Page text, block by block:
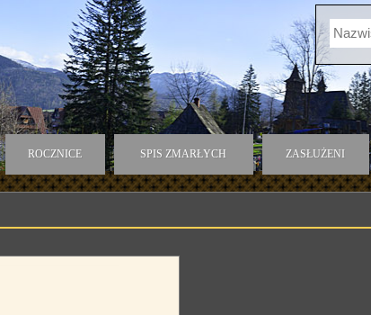
ROCZNICE SPIS ZMARŁYCH ZASŁUŻENI